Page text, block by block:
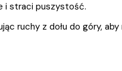
i straci puszystość.
ruchy z dołu do góry,